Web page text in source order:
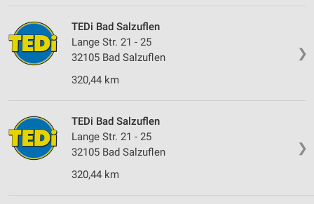
❯
TEDi Bad Salzuflen
Lange Str. 21 - 25
32105 Bad Salzuflen
320,44 km
❯
TEDi Bad Salzuflen
Lange Str. 21 - 25
32105 Bad Salzuflen
320,44 km
Messung der Werbeleistung
Messung der Performance von Inhalten
Quellen
Entwicklung und Verbesserung der Angebote
Verwendung reduzierter Daten zur Auswahl von